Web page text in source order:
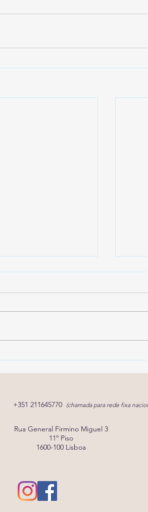
+351 211645770 (chamada para rede fixa
Rua General Firmino Miguel 3
11º Piso
1600-100 Lisboa